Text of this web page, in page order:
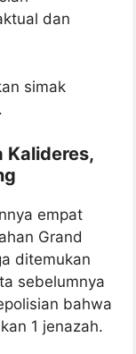
dan
simak
Kalideres,
empat
Grand
ditemukan
sebelumnya
bahwa
1 jenazah.